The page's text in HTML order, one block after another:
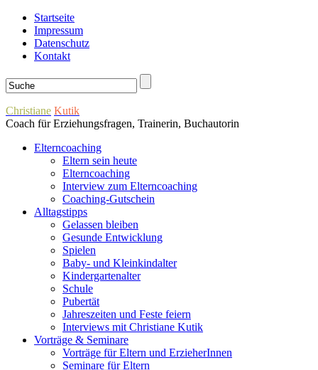
Startseite
Impressum
Datenschutz
Kontakt
Christiane Kutik
Coach für Erziehungsfragen, Trainerin, Buchautorin
Elterncoaching
Eltern sein heute
Elterncoaching
Interview zum Elterncoaching
Coaching-Gutschein
Alltagstipps
Gelassen bleiben
Gesunde Entwicklung
Spielen
Baby- und Kleinkindalter
Kindergartenalter
Schule
Pubertät
Jahreszeiten und Feste feiern
Interviews mit Christiane Kutik
Vorträge & Seminare
Vorträge für Eltern und ErzieherInnen
Seminare für Eltern